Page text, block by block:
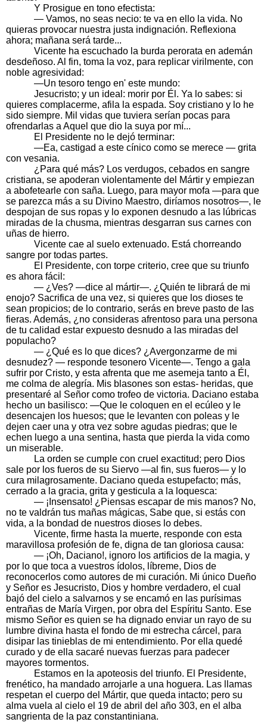
Y Prosigue en tono efectista:
— Vamos, no seas necio: te va en ello la vida. No
quieras provocar nuestra justa indignación. Reflexiona
ahora; mañana será tarde...
Vicente ha escuchado la burda perorata en ademán
desdeñoso. Al fin, toma la voz, para replicar virilmente, con
noble agresividad:
—Un tesoro tengo en' este mundo:
Jesucristo; y un ideal: morir por Él. Ya lo sabes: si
quieres complacerme, afila la espada. Soy cristiano y lo he
sido siempre. Mil vidas que tuviera serían pocas para
ofrendarlas a Aquel que dio la suya por mí...
El Presidente no le dejó terminar:
—Ea, castigad a este cínico como se merece — grita
con vesania.
¿Para qué más? Los verdugos, cebados en sangre
cristiana, se apoderan violentamente del Mártir y empiezan
a abofetearle con saña. Luego, para mayor mofa —para que
se parezca más a su Divino Maestro, diríamos nosotros—, le
despojan de sus ropas y lo exponen desnudo a las lúbricas
miradas de la chusma, mientras desgarran sus carnes con
uñas de hierro.
Vicente cae al suelo extenuado. Está chorreando
sangre por todas partes.
El Presidente, con torpe criterio, cree que su triunfo
es ahora fácil:
— ¿Ves? —dice al mártir—. ¿Quién te librará de mi
enojo? Sacrifica de una vez, si quieres que los dioses te
sean propicios; de lo contrario, serás en breve pasto de las
fieras. Además, ¿no consideras afrentoso para una persona
de tu calidad estar expuesto desnudo a las miradas del
populacho?
— ¿Qué es lo que dices? ¿Avergonzarme de mi
desnudez? — responde tesonero Vicente—. Tengo a gala
sufrir por Cristo, y esta afrenta que me asemeja tanto a Él,
me colma de alegría. Mis blasones son estas- heridas, que
presentaré al Señor como trofeo de victoria. Daciano estaba
hecho un basilisco: —Que le coloquen en el ecúleo y le
desencajen los huesos; que le levanten con poleas y le
dejen caer una y otra vez sobre agudas piedras; que le
echen luego a una sentina, hasta que pierda la vida como
un miserable.
La orden se cumple con cruel exactitud; pero Dios
sale por los fueros de su Siervo —al fin, sus fueros— y lo
cura milagrosamente. Daciano queda estupefacto; más,
cerrado a la gracia, grita y gesticula a la loquesca:
— ¡Insensato! ¿Piensas escapar de mis manos? No,
no te valdrán tus mañas mágicas, Sabe que, si estás con
vida, a la bondad de nuestros dioses lo debes.
Vicente, firme hasta la muerte, responde con esta
maravillosa profesión de fe, digna de tan gloriosa causa:
— ¡Oh, Daciano!, ignoro los artificios de la magia, y
por lo que toca a vuestros ídolos, líbreme, Dios de
reconocerlos como autores de mi curación. Mi único Dueño
y Señor es Jesucristo, Dios y hombre verdadero, el cual
bajó del cielo a salvarnos y se encamó en las purísimas
entrañas de María Virgen, por obra del Espíritu Santo. Ese
mismo Señor es quien se ha dignado enviar un rayo de su
lumbre divina hasta el fondo de mi estrecha cárcel, para
disipar las tinieblas de mi entendimiento. Por ella quedé
curado y de ella sacaré nuevas fuerzas para padecer
mayores tormentos.
Estamos en la apoteosis del triunfo. El Presidente,
frenético, ha mandado arrojarle a una hoguera. Las llamas
respetan el cuerpo del Mártir, que queda intacto; pero su
alma vuela al cielo el 19 de abril del año 303, en el alba
sangrienta de la paz constantiniana.